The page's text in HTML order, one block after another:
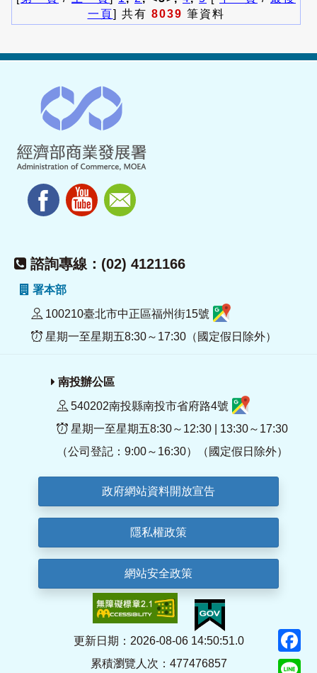
一頁] 共有 8039 筆資料
諮詢專線：(02) 4121166
署本部
100210臺北市中正區福州街15號
星期一至星期五8:30～17:30（國定假日除外）
南投辦公區
540202南投縣南投市省府路4號
星期一至星期五8:30～12:30 | 13:30～17:30
（公司登記：9:00～16:30）（國定假日除外）
政府網站資料開放宣告
隱私權政策
網站安全政策
更新日期：2026-08-06 14:50:51.0
累積瀏覽人次：477476857